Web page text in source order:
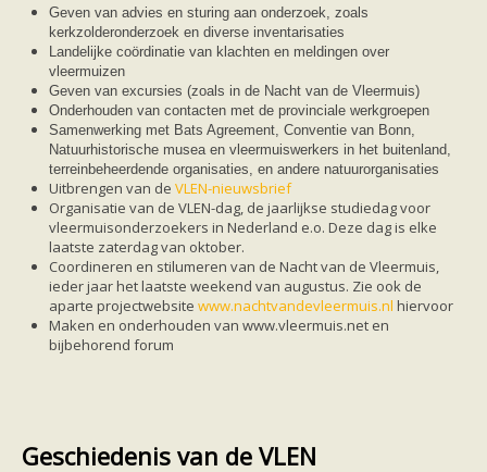
Tweekleurige vleermuis
Vale vleermuis
Watervleermuis
Vleermuizen en eikenprocessierups
Kinderpagina
Spreekbeurt
Knutselen
Tekenen
Spelletjes
Weetjes
Meer weten
Links
Boeken en tijdschriften
geluiden van vleermuizen
Achtergrond informatie
Nieuwsberichten
Informatiefolders
Nederland
Overige publicaties
Geven van advies en sturing aan onderzoek, zoals
kerkzolderonderzoek en diverse inventarisaties
Landelijke coördinatie van klachten en meldingen over
vleermuizen
Geven van excursies (zoals in de Nacht van de Vleermuis)
Onderhouden van contacten met de provinciale werkgroepen
Samenwerking met Bats Agreement, Conventie van Bonn,
Natuurhistorische musea en vleermuiswerkers in het buitenland,
terreinbeheerdende organisaties, en andere natuurorganisaties
Uitbrengen van de VLEN-nieuwsbrief
Organisatie van de VLEN-dag, de jaarlijkse studiedag voor
vleermuisonderzoekers in Nederland e.o. Deze dag is elke
laatste zaterdag van oktober.
Coordineren en stilumeren van de Nacht van de Vleermuis,
ieder jaar het laatste weekend van augustus. Zie ook de
aparte projectwebsite www.nachtvandevleermuis.nl hiervoor
Maken en onderhouden van www.vleermuis.net en
bijbehorend forum
Geschiedenis van de VLEN